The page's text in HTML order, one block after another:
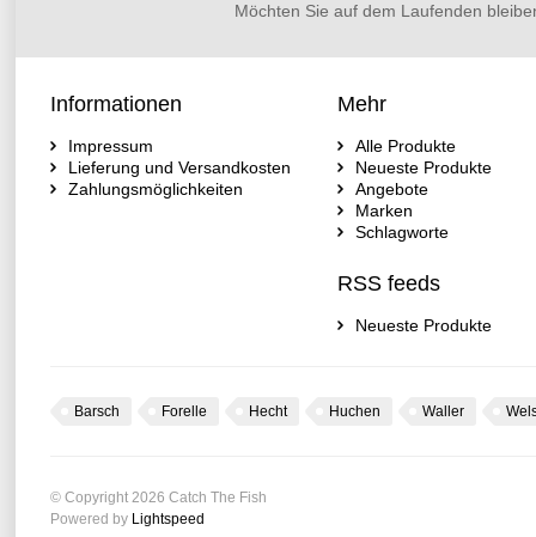
Möchten Sie auf dem Laufenden
Informationen
Impressum
Lieferung und Versandkosten
Zahlungsmöglichkeiten
Mehr
Alle Produkte
Neueste Produkte
Angebote
Marken
Schlagworte
RSS feeds
Neueste Produkte
Barsch Forelle Hecht Huchen Waller
© Copyright 2026 Catch The Fish
Powered by Lightspeed